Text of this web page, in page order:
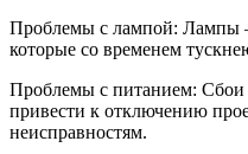
Проблемы с лампой: Лампы
которые со временем
Проблемы с питанием: Сбои
привести к отключению
неисправностям.